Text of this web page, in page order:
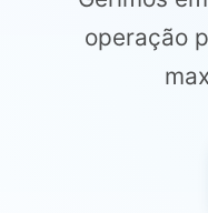
operação